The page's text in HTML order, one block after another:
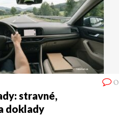
0
stravné,
doklady